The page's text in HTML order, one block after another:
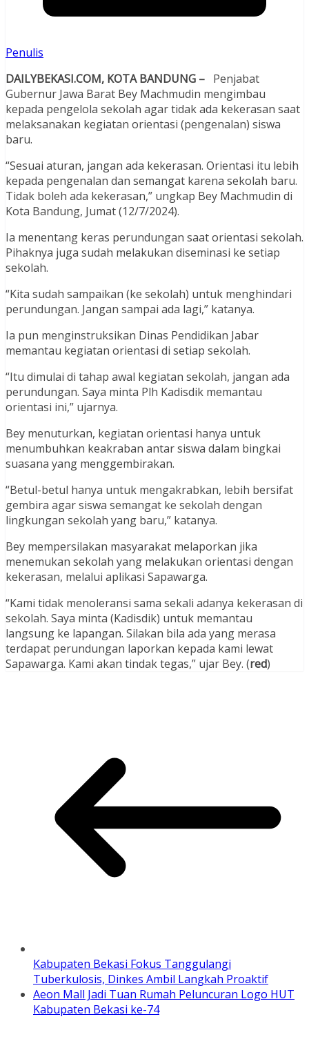
Penulis
DAILYBEKASI.COM, KOTA BANDUNG – Penjabat
Gubernur Jawa Barat Bey Machmudin mengimbau
kepada pengelola sekolah agar tidak ada kekerasan saat
melaksanakan kegiatan orientasi (pengenalan) siswa
baru.
“Sesuai aturan, jangan ada kekerasan. Orientasi itu lebih
kepada pengenalan dan semangat karena sekolah baru.
Tidak boleh ada kekerasan,” ungkap Bey Machmudin di
Kota Bandung, Jumat (12/7/2024).
Ia menentang keras perundungan saat orientasi sekolah.
Pihaknya juga sudah melakukan diseminasi ke setiap
sekolah.
“Kita sudah sampaikan (ke sekolah) untuk menghindari
perundungan. Jangan sampai ada lagi,” katanya.
Ia pun menginstruksikan Dinas Pendidikan Jabar
memantau kegiatan orientasi di setiap sekolah.
“Itu dimulai di tahap awal kegiatan sekolah, jangan ada
perundungan. Saya minta Plh Kadisdik memantau
orientasi ini,” ujarnya.
Bey menuturkan, kegiatan orientasi hanya untuk
menumbuhkan keakraban antar siswa dalam bingkai
suasana yang menggembirakan.
“Betul-betul hanya untuk mengakrabkan, lebih bersifat
gembira agar siswa semangat ke sekolah dengan
lingkungan sekolah yang baru,” katanya.
Bey mempersilakan masyarakat melaporkan jika
menemukan sekolah yang melakukan orientasi dengan
kekerasan, melalui aplikasi Sapawarga.
“Kami tidak menoleransi sama sekali adanya kekerasan di
sekolah. Saya minta (Kadisdik) untuk memantau
langsung ke lapangan. Silakan bila ada yang merasa
terdapat perundungan laporkan kepada kami lewat
Sapawarga. Kami akan tindak tegas,” ujar Bey. (red)
Kabupaten Bekasi Fokus Tanggulangi
Tuberkulosis, Dinkes Ambil Langkah Proaktif
Aeon Mall Jadi Tuan Rumah Peluncuran Logo HUT
Kabupaten Bekasi ke-74